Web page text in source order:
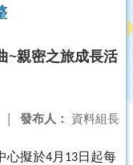
~親密之旅成長活
發布人： 資料組長
|
心擬於4月 13日起每